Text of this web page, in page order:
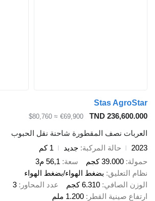
Stas AgroStar
TND 236,600.000
€69,900
≈ $80,760
العربات نصف المقطورة شاحنة نقل الحبوب
2023
حالة المركبة جديد
1 كم
حمولة 39.000 كجم سعة 56,1 م3
نظام التعليق بضغط الهواء/بضغط الهواء
الوزن الصافي 6.310 كجم عدد المحاور
3
ارتفاع صينية القطر
1.200 ملم